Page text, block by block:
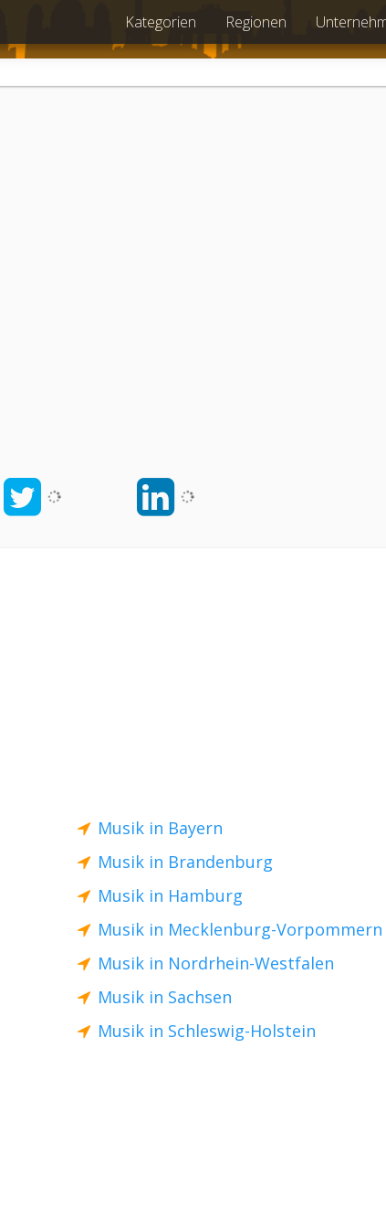
Kategorien Regionen
Musik in Bayern
Musik in Brandenburg
Musik in Hamburg
Musik in Mecklenburg-Vorpommern
Musik in Nordrhein-Westfalen
Musik in Sachsen
Musik in Schleswig-Holstein